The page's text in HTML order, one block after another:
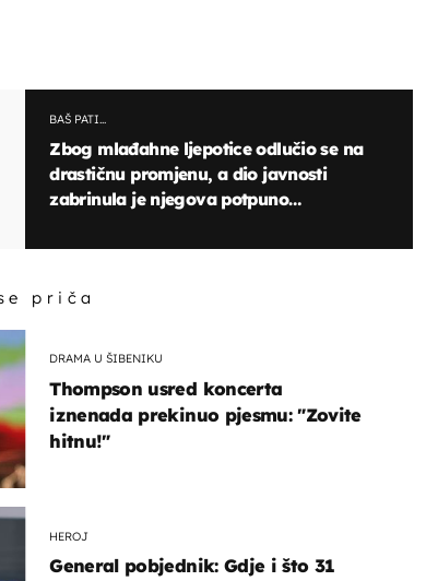
BAŠ PATI...
Zbog mlađahne ljepotice odlučio se na
drastičnu promjenu, a dio javnosti
zabrinula je njegova potpuno
priča
DRAMA U ŠIBENIKU
Thompson usred koncerta
iznenada prekinuo pjesmu: "Zovite
hitnu!"
HEROJ
General pobjednik: Gdje i što 31